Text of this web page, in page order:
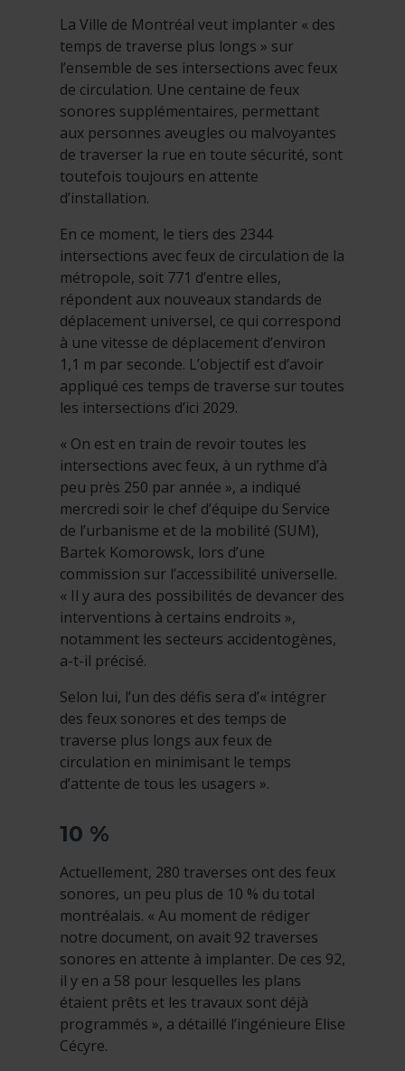
La Ville de Montréal veut implanter « des
temps de traverse plus longs » sur
l’ensemble de ses intersections avec feux
de circulation. Une centaine de feux
sonores supplémentaires, permettant
aux personnes aveugles ou malvoyantes
de traverser la rue en toute sécurité, sont
toutefois toujours en attente
d’installation.
En ce moment, le tiers des 2344
intersections avec feux de circulation de la
métropole, soit 771 d’entre elles,
répondent aux nouveaux standards de
déplacement universel, ce qui correspond
à une vitesse de déplacement d’environ
1,1 m par seconde. L’objectif est d’avoir
appliqué ces temps de traverse sur toutes
les intersections d’ici 2029.
« On est en train de revoir toutes les
intersections avec feux, à un rythme d’à
peu près 250 par année », a indiqué
mercredi soir le chef d’équipe du Service
de l’urbanisme et de la mobilité (SUM),
Bartek Komorowsk, lors d’une
commission sur l’accessibilité universelle.
« Il y aura des possibilités de devancer des
interventions à certains endroits »,
notamment les secteurs accidentogènes,
a-t-il précisé.
Selon lui, l’un des défis sera d’« intégrer
des feux sonores et des temps de
traverse plus longs aux feux de
circulation en minimisant le temps
d’attente de tous les usagers ».
10 %
Actuellement, 280 traverses ont des feux
sonores, un peu plus de 10 % du total
montréalais. « Au moment de rédiger
notre document, on avait 92 traverses
sonores en attente à implanter. De ces 92,
il y en a 58 pour lesquelles les plans
étaient prêts et les travaux sont déjà
programmés », a détaillé l’ingénieure Elise
Cécyre.